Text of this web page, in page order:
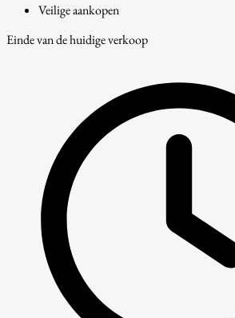
Veilige aankopen
Einde van de huidige verkoop